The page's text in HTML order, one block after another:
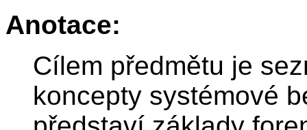
Anotace:
Cílem předmětu je
koncepty systémové